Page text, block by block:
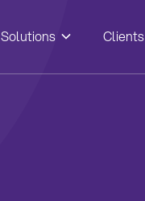
Solutions Clients